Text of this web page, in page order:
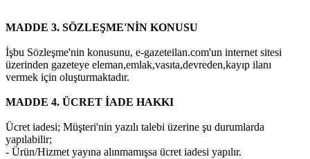
MADDE 3. SÖZLEŞME'NİN KONUSU
İşbu Sözleşme'nin konusunu, e-gazeteilan.com'un internet sitesi
üzerinden gazeteye eleman,emlak,vasıta,devreden,kayıp ilanı
vermek için oluşturmaktadır.
MADDE 4. ÜCRET İADE HAKKI
Ücret iadesi; Müşteri'nin yazılı talebi üzerine şu durumlarda
yapılabilir;
- Ürün/Hizmet yayına alınmamışsa ücret iadesi yapılır.